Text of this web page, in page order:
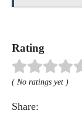
Rating
( No ratings yet )
Share: